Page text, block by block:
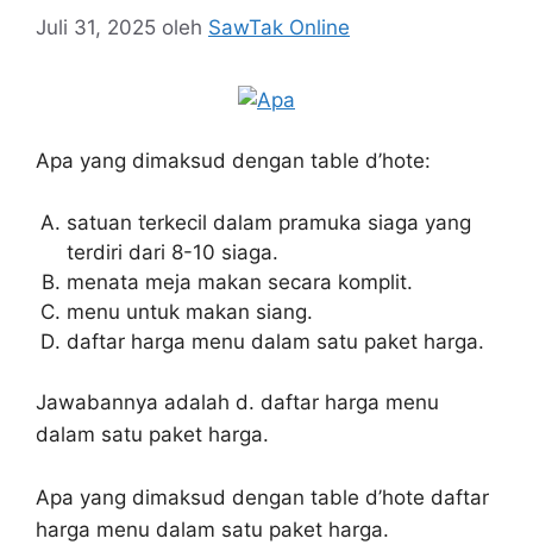
Juli 31, 2025 oleh SawTak Online
Apa yang dimaksud dengan table d’hote:
satuan terkecil dalam pramuka siaga yang
terdiri dari 8-10 siaga.
menata meja makan secara komplit.
menu untuk makan siang.
daftar harga menu dalam satu paket harga.
Jawabannya adalah d. daftar harga menu
dalam satu paket harga.
Apa yang dimaksud dengan table d’hote daftar
harga menu dalam satu paket harga.